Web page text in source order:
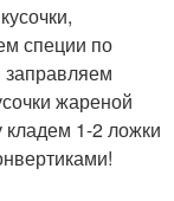
специи по
жареной
кладем 1-2 ложки